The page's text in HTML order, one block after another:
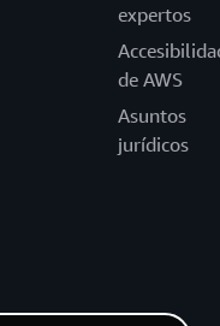
expertos
de AWS
Asuntos
jurídicos